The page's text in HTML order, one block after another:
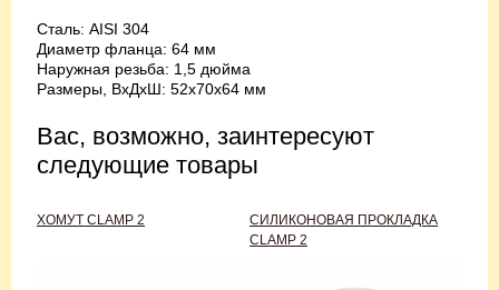
Сталь: AISI 304
Диаметр фланца: 64 мм
Наружная резьба: 1,5 дюйма
Размеры, ВхДхШ: 52х70х64 мм
Вас, возможно, заинтересуют
следующие товары
ХОМУТ CLAMP 2
СИЛИКОНОВАЯ ПРОКЛАДКА
CLAMP 2